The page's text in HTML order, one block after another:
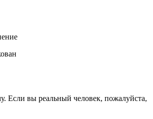
Если вы реальный человек, пожалуйста,